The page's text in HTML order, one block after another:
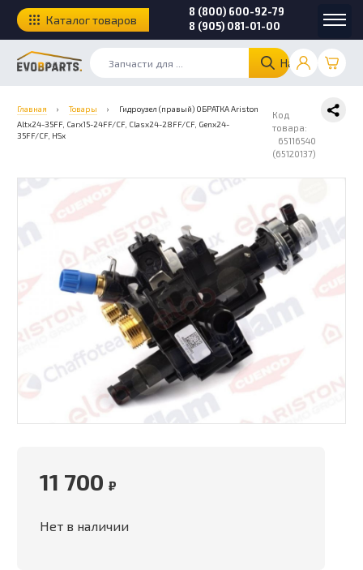
Найти
8 (800) 600-92-79
8 (905) 081-01-00
Каталог товаров
Главная › Товары ›
Гидроузел (правый) ОБРАТКА Ariston
Altx24-35FF, Carx15-24FF/CF, Clasx24-28FF/CF, Genx24-
35FF/CF, HSх
Код
товара:
65116540
(65120137)
11 700 ₽
Нет в наличии